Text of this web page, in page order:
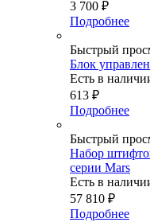
3 700 ₽
Подробнее
Быстрый
Блок
Есть в
613 ₽
Подробнее
Быстрый
Набор
серии Mars
Есть в
57 810 ₽
Подробнее